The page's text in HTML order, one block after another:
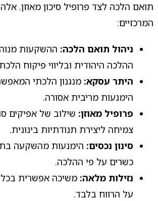
תואם הלכה לצד פרופיל סיכון מאוזן.
המרכזיים:
ניהול תואם הלכה: ההשקעות
ההלכה היהודית ובליווי פיקוח
היתר עסקא: מנגנון הלכתי
הימנעות מריבית אסורה.
פרופיל מאוזן: שילוב של אפיקים
צמיחה ליצירת תנודתיות בינונית.
סינון נכסים: הימנעות מהשקעה
כשרים על פי ההלכה.
נזילות מלאה: משיכה אפשרית
על הרווח בלבד.